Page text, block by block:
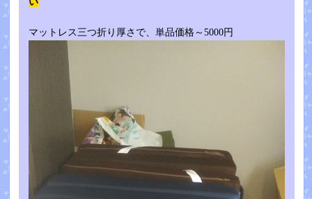
マットレス三つ折り厚さで、単品価格～5000円